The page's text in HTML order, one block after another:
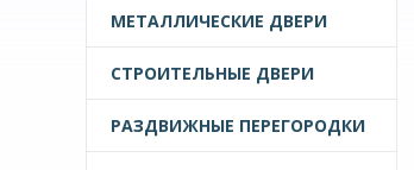
МЕТАЛЛИЧЕСКИЕ ДВЕРИ
СТРОИТЕЛЬНЫЕ ДВЕРИ
РАЗДВИЖНЫЕ ПЕРЕГОРОДКИ